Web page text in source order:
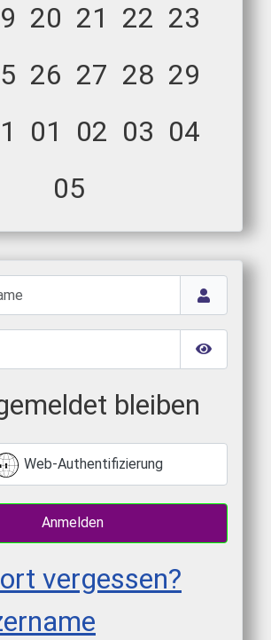
20 21 22 23
26 27 28 29
01 02 03 04
05
Passwort
bleiben
Web-Authentifizierung
Anmelden
vergessen?